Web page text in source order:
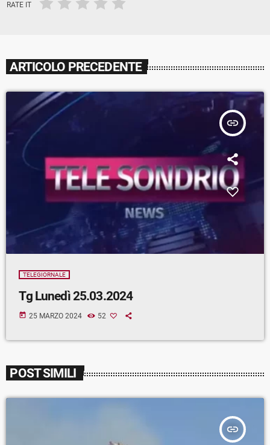
RATE IT
ARTICOLO PRECEDENTE
insert_link
TELEGIORNALE
Tg Lunedì 25.03.2024
today 25 MARZO 2024 52
POST SIMILI
insert_link